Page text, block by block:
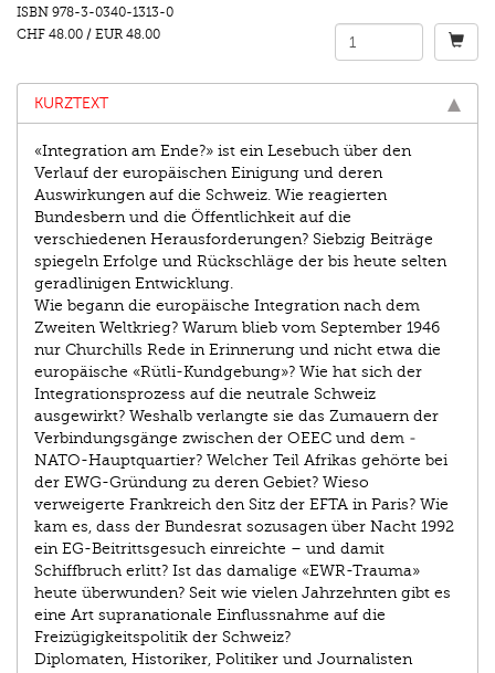
ISBN 978-3-0340-1313-0
CHF 48.00 / EUR 48.00
KURZTEXT
«Integration am Ende?» ist ein Lesebuch über den
Verlauf der europäischen Einigung und deren
Auswirkungen auf die Schweiz. Wie reagierten
Bundesbern und die Öffentlichkeit auf die
verschiedenen Herausforderungen? Siebzig Beiträge
spiegeln ­Erfolge und Rückschläge der bis heute selten
geradlinigen Entwicklung.
Wie begann die europäische Integration nach dem
Zweiten Weltkrieg? Warum blieb vom September 1946
nur Churchills Rede in Erinnerung und nicht etwa die
europäische «Rütli-Kundgebung»? Wie hat sich der
Integrationsprozess auf die neutrale Schweiz
ausgewirkt? Weshalb verlangte sie das Zumauern der
Verbindungsgänge zwischen der OEEC und dem ­
NATO-Hauptquartier? Welcher Teil Afrikas gehörte bei
der EWG-Gründung zu deren Gebiet? Wieso
verweigerte Frankreich den Sitz der EFTA in Paris? Wie
kam es, dass der Bundesrat sozusagen über Nacht 1992
ein EG-Beitrittsgesuch einreichte – und damit
Schiffbruch erlitt? Ist das damalige «EWR-Trauma»
heute überwunden? Seit wie vielen Jahrzehnten gibt es
eine Art supranationale Einflussnahme auf die
Freizügigkeitspolitik der Schweiz?
Diplomaten, Historiker, Politiker und Journalisten